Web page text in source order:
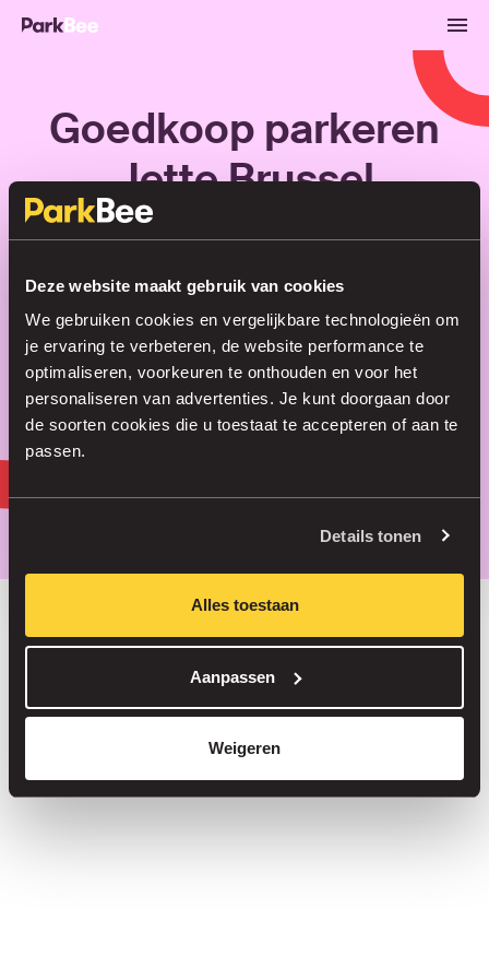
Deze website maakt gebruik van cookies
We gebruiken cookies en vergelijkbare technologieën om
je ervaring te verbeteren, de website performance te
optimaliseren, voorkeuren te onthouden en voor het
personaliseren van advertenties. Je kunt doorgaan door
de soorten cookies die u toestaat te accepteren of aan te
passen.
Details tonen
Alles toestaan
Aanpassen
Weigeren
Goedkoop parkeren
Jette Brussel
Regel je parkeerplek in no time
Parkeer slimmer, met onze app.
Bespaar tot 30% in onze parkeergarages
Straatparkeren zonder servicekosten